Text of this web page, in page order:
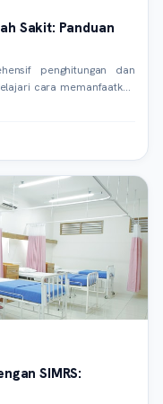
Sakit: Panduan
penghitungan dan
cara memanfaatkan
SIMRS: